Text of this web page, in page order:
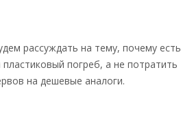
рассуждать на тему, почему есть
погреб, а не потратить
на дешевые аналоги.